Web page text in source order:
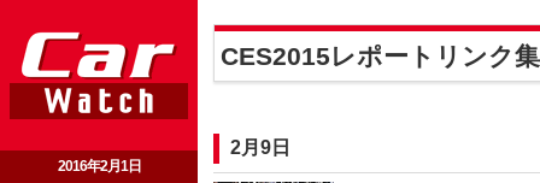
CES2015レポートリンク集
2月9日
2016年2月1日